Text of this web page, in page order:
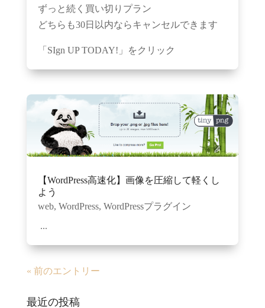
ずっと続く買い切りプラン
どちらも30日以内ならキャンセルできます
「SIgn UP TODAY!」をクリック
【WordPress高速化】画像を圧縮して軽くし
よう
web, WordPress, WordPressプラグイン
...
« 前のエントリー
最近の投稿